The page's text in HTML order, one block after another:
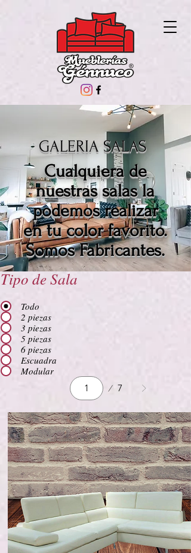
GALERIA SALAS
Cualquiera de
nuestras salas la
podemos realizar
en tu color favorito.
Somos Fabricantes.
Tipo de Sala
Todo
2 piezas
3 piezas
5 piezas
6 piezas
Escuadra
Modular
7
Página